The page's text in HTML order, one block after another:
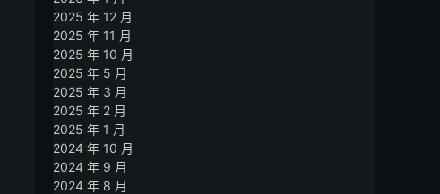
2025 年 12 月
2025 年 11 月
2025 年 10 月
2025 年 5 月
2025 年 3 月
2025 年 2 月
2025 年 1 月
2024 年 10 月
2024 年 9 月
2024 年 8 月